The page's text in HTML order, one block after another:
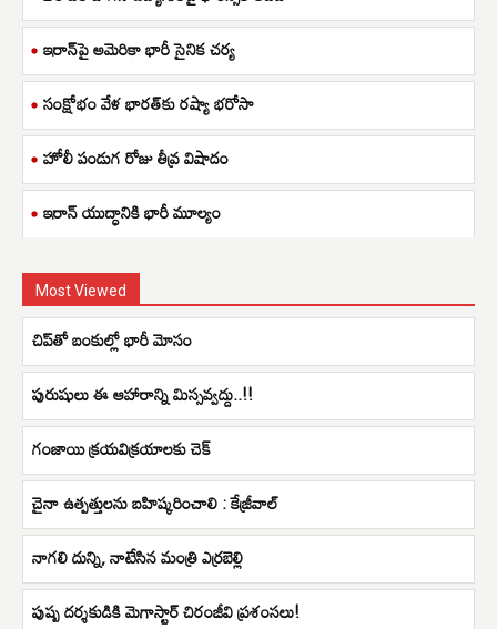
ఇరాన్‌పై అమెరికా భారీ సైనిక చర్య
సంక్షోభం వేళ భారత్‌కు రష్యా భరోసా
హోలీ పండుగ రోజు తీవ్ర విషాదం
ఇరాన్ యుద్ధానికి భారీ మూల్యం
Most Viewed
చిప్‌తో బంకుల్లో భారీ మోసం
పురుషులు ఈ ఆహారాన్ని మిస్సవ్వద్దు..!!
గంజాయి క్రయవిక్రయాలకు చెక్
చైనా ఉత్పత్తులను బహిష్కరించాలి : కేజ్రీవాల్
నాగలి దున్ని, నాటేసిన మంత్రి ఎర్రబెల్లి
పుష్ప దర్శకుడికి మెగాస్టార్ చిరంజీవి ప్రశంసలు!